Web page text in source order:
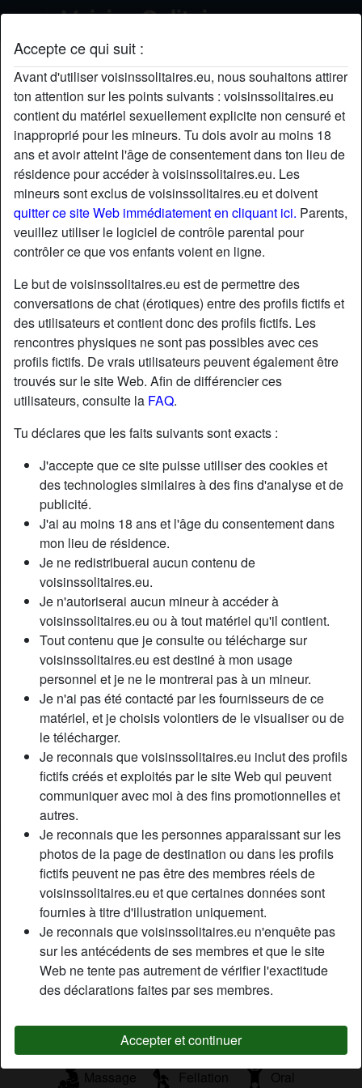
Accepte ce qui suit :
Avant d'utiliser voisinssolitaires.eu, nous souhaitons attirer
ton attention sur les points suivants : voisinssolitaires.eu
contient du matériel sexuellement explicite non censuré et
inapproprié pour les mineurs. Tu dois avoir au moins 18
ans et avoir atteint l'âge de consentement dans ton lieu de
résidence pour accéder à voisinssolitaires.eu. Les
mineurs sont exclus de voisinssolitaires.eu et doivent
quitter ce site Web immédiatement en cliquant ici. Parents,
veuillez utiliser le logiciel de contrôle parental pour
contrôler ce que vos enfants voient en ligne.
Le but de voisinssolitaires.eu est de permettre des
conversations de chat (érotiques) entre des profils fictifs et
des utilisateurs et contient donc des profils fictifs. Les
rencontres physiques ne sont pas possibles avec ces
profils fictifs. De vrais utilisateurs peuvent également être
trouvés sur le site Web. Afin de différencier ces
utilisateurs, consulte la FAQ.
Tu déclares que les faits suivants sont exacts :
J'accepte que ce site puisse utiliser des cookies et
des technologies similaires à des fins d'analyse et de
publicité.
J'ai au moins 18 ans et l'âge du consentement dans
mon lieu de résidence.
Je ne redistribuerai aucun contenu de
voisinssolitaires.eu.
Je n'autoriserai aucun mineur à accéder à
voisinssolitaires.eu ou à tout matériel qu'il contient.
Tout contenu que je consulte ou télécharge sur
voisinssolitaires.eu est destiné à mon usage
personnel et je ne le montrerai pas à un mineur.
Je n'ai pas été contacté par les fournisseurs de ce
matériel, et je choisis volontiers de le visualiser ou de
le télécharger.
Je reconnais que voisinssolitaires.eu inclut des profils
fictifs créés et exploités par le site Web qui peuvent
communiquer avec moi à des fins promotionnelles et
autres.
Je reconnais que les personnes apparaissant sur les
photos de la page de destination ou dans les profils
fictifs peuvent ne pas être des membres réels de
voisinssolitaires.eu et que certaines données sont
fournies à titre d'illustration uniquement.
Je reconnais que voisinssolitaires.eu n'enquête pas
sur les antécédents de ses membres et que le site
Web ne tente pas autrement de vérifier l'exactitude
des déclarations faites par ses membres.
Accepter et continuer
lèchemoi's profil
radio_button_checked
starAjouter chatDiscuter !
Nickname:
Lèchemoi
Âge:
22
Pays:
France
Département:
Nord
Sexe:
Femme
Sexualité:
Hétéro
Couleur des cheveux:
Couleur des yeux:
Bleu
Taille:
167 cm
Épilé(e):
Oui
Description
Salut , je veux un mec pour une experience sexe sans
lendemain . Je suis une meuf célibataire qui aime
beaucoup les longs préliminaires. Il faut donc que tu sois
doué pour me faire un bon petit cuni .
Cherche
Homme, Hétéro, Bisexuel(le)
Tags
Massage Fellation Oral